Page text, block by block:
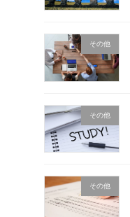
その他
その他
その他